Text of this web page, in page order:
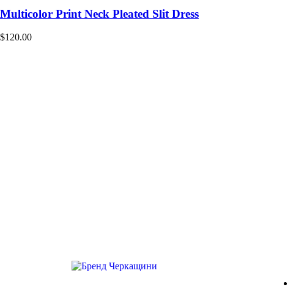
Multicolor Print Neck Pleated Slit Dress
$120.00